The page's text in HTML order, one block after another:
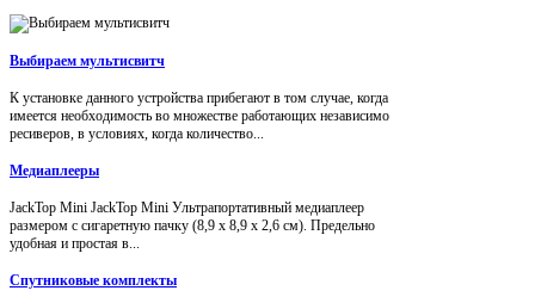
Выбираем мультисвитч
К установке данного устройства прибегают в том случае, когда
имеется необходимость во множестве работающих независимо
ресиверов, в условиях, когда количество...
Медиаплееры
JackTop Mini JackTop Mini Ультрапортативный медиаплеер
размером с сигаретную пачку (8,9 x 8,9 x 2,6 см). Предельно
удобная и простая в...
Спутниковые комплекты